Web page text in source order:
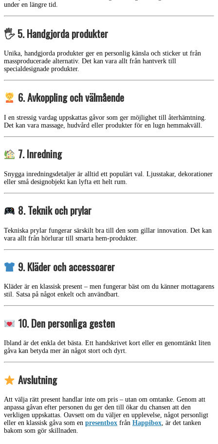
under en längre tid.
🖐️ 5. Handgjorda produkter
Unika, handgjorda produkter ger en personlig känsla och sticker ut från
massproducerade alternativ. Det kan vara allt från hantverk till
specialdesignade produkter.
6. Avkoppling och välmående
I en stressig vardag uppskattas gåvor som ger möjlighet till återhämtning.
Det kan vara massage, hudvård eller produkter för en lugn hemmakväll.
7. Inredning
Snygga inredningsdetaljer är alltid ett populärt val. Ljusstakar, dekorationer
eller små designobjekt kan lyfta ett helt rum.
8. Teknik och prylar
Tekniska prylar fungerar särskilt bra till den som gillar innovation. Det kan
vara allt från hörlurar till smarta hem-produkter.
9. Kläder och accessoarer
Kläder är en klassisk present – men fungerar bäst om du känner mottagarens
stil. Satsa på något enkelt och användbart.
10. Den personliga gesten
Ibland är det enkla det bästa. Ett handskrivet kort eller en genomtänkt liten
gåva kan betyda mer än något stort och dyrt.
Avslutning
Att välja rätt present handlar inte om pris – utan om omtanke. Genom att
anpassa gåvan efter personen du ger den till ökar du chansen att den
verkligen uppskattas. Oavsett om du väljer en upplevelse, något personligt
eller en klassisk gåva som en presentbox från Happibox, är det tanken
bakom som gör skillnaden.